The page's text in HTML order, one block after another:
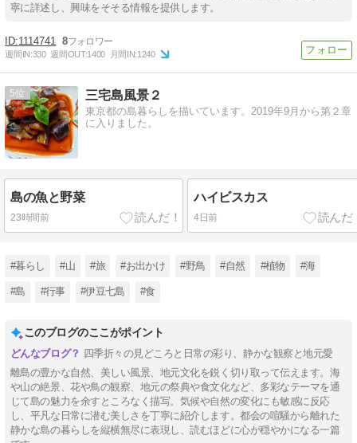
寧に詳述し、興味をそそる情報を提供します。
1114741 8
週間IN:330 週間OUT:1400 月間IN:1240
5 三宅島風景２
東京都の島暮らしを描いています。2019年9月から第２章
に入りました。
島の魚と野菜
23時間前
ハイビスカス
4日前
#暮らし #山 #旅 #お出かけ #野鳥 #自然 #植物 #海
#島 #行事 #伊豆七島 #食
このブログのここがポイント
四季折々の見どころと日常の彩り、静かな観察と地元愛
離島の豊かな自然、美しい風景、地元文化を鋭く切り取って伝えます。海
や山の絶景、花や鳥の観察、地元の祭典や食文化など、多彩なテーマを通
じて島の魅力を余すところなく描写。気候や自然の変化にも敏感に反応
し、平凡な日常に潜む美しさを丁寧に紹介します。都会の喧騒から離れた
静かな島の暮らしを縦横無尽に表現し、読むほどに心が穏やかになる一篇